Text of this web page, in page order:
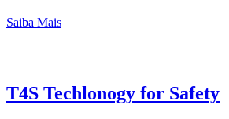
Saiba Mais
T4S Techlonogy for Safety